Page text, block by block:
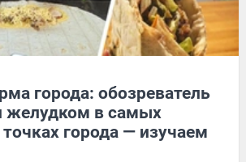
города: обозреватель
желудком в самых
города — изучаем